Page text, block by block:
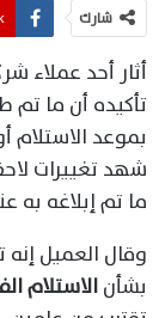
شارك
أثار أحد عملاء
تأكيده أن ما تم
بموعد الاستلام
شهد تغييرات
ما تم إبلاغه به
وقال العميل
بشأنالاستلام